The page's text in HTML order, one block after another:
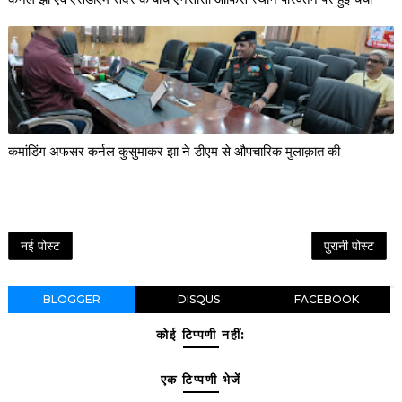
कमांडिंग अफसर कर्नल कुसुमाकर झा ने डीएम से औपचारिक मुलाक़ात की
नई पोस्ट पुरानी पोस्ट
BLOGGER DISQUS FACEBOOK
कोई टिप्पणी नहीं:
एक टिप्पणी भेजें